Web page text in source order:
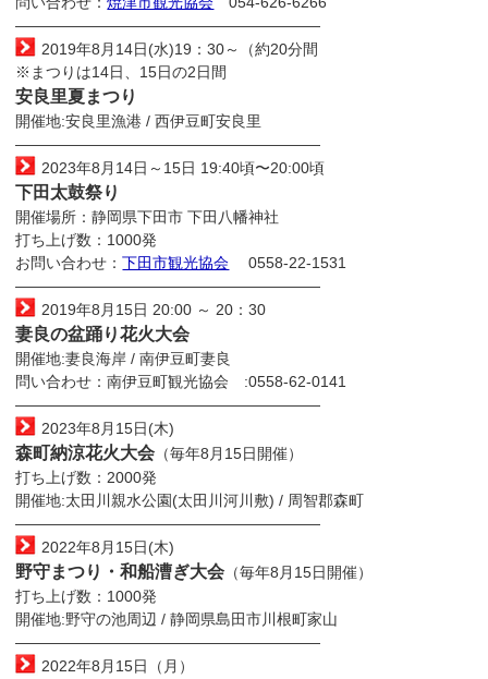
————————————————————
2019年8月14日(水)19：30～（約20分間
※まつりは14日、15日の2日間
安良里夏まつり
開催地:安良里漁港 / 西伊豆町安良里
————————————————————
2023年8月14日～15日 19:40頃〜20:00頃
下田太鼓祭り
開催場所：静岡県下田市 下田八幡神社
打ち上げ数：1000発
お問い合わせ：下田市観光協会 0558-22-1531
————————————————————
2019年8月15日 20:00 ～ 20：30
妻良の盆踊り花火大会
開催地:妻良海岸 / 南伊豆町妻良
問い合わせ：南伊豆町観光協会 :0558-62-0141
————————————————————
2023年8月15日(木)
森町納涼花火大会 （毎年8月15日開催）
打ち上げ数：2000発
開催地:太田川親水公園(太田川河川敷) / 周智郡森町
————————————————————
2022年8月15日(木)
野守まつり・和船漕ぎ大会 （毎年8月15日開催）
打ち上げ数：1000発
開催地:野守の池周辺 / 静岡県島田市川根町家山
————————————————————
2022年8月15日（月）